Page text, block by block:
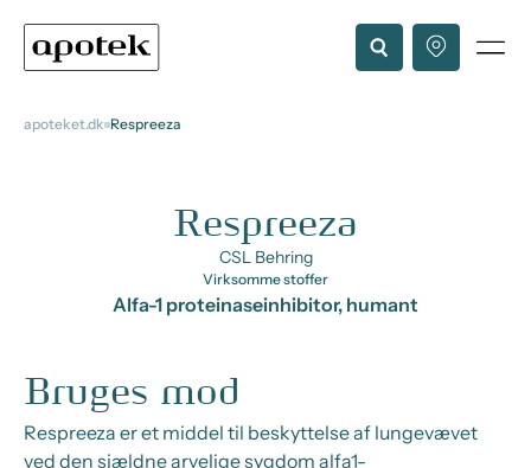
apoteket.dk Respreeza
Respreeza
CSL Behring
Virksomme stoffer
Alfa-1 proteinaseinhibitor, humant
Bruges mod
Respreeza er et middel til beskyttelse af lungevævet
ved den sjældne arvelige sygdom alfa1-